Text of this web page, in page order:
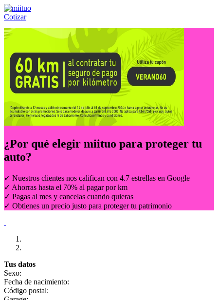
Cotizar
Llámanos al:(55) 84-21-05-00 ó
¿Por qué elegir miituo para proteger tu
auto?
✓ Nuestros clientes nos califican con 4.7 estrellas en Google
✓ Ahorras hasta el 70% al pagar por km
✓ Pagas al mes y cancelas cuando quieras
✓ Obtienes un precio justo para proteger tu patrimonio
Tus datos
Sexo:
Fecha de nacimiento:
Código postal: